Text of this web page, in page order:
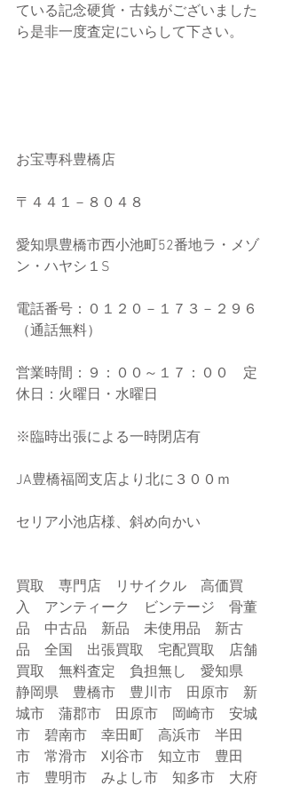
ている記念硬貨・古銭がございました
ら是非一度査定にいらして下さい。
お宝専科豊橋店
〒４４１－８０４８
愛知県豊橋市西小池町52番地ラ・メゾ
ン・ハヤシ１S
電話番号：０１２０－１７３－２９６
（通話無料）
営業時間：９：００～１７：００　定
休日：火曜日・水曜日
※臨時出張による一時閉店有
JA豊橋福岡支店より北に３００ｍ
セリア小池店様、斜め向かい
買取　専門店　リサイクル　高価買
入　アンティーク　ビンテージ　骨董
品　中古品　新品　未使用品　新古
品　全国　出張買取　宅配買取　店舗
買取　無料査定　負担無し　愛知県
静岡県　豊橋市　豊川市　田原市　新
城市　蒲郡市　田原市　岡崎市　安城
市　碧南市　幸田町　高浜市　半田
市　常滑市　刈谷市　知立市　豊田
市　豊明市　みよし市　知多市　大府